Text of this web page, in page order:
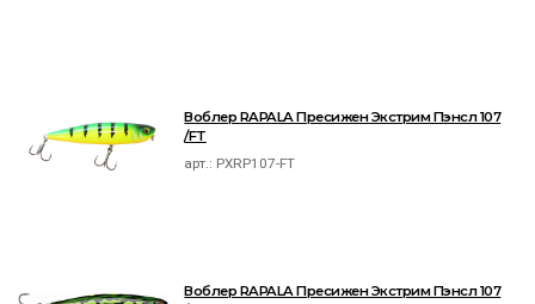
Воблер RAPALA Пресижен Экстрим Пэнсл 107
/FT
арт.: PXRP107-FT
Воблер RAPALA Пресижен Экстрим Пэнсл 107